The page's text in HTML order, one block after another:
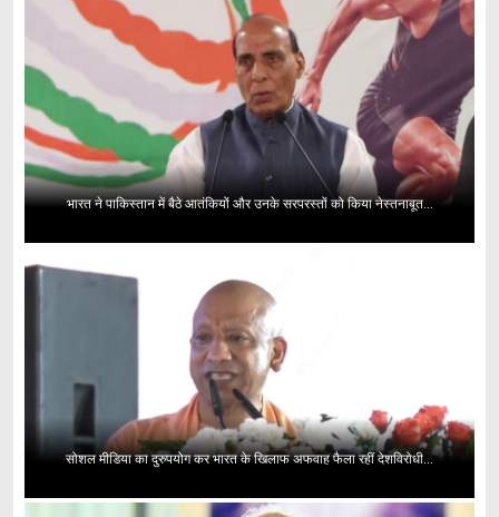
भारत ने पाकिस्तान में बैठे आतंकियों और उनके सरपरस्तों को किया नेस्तनाबूत...
सोशल मीडिया का दुरुपयोग कर भारत के खिलाफ अफवाह फैला रहीं देशविरोधी...